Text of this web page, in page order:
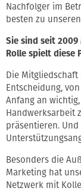
Nachfolger im
besten zu
Sie sind seit
Rolle spielt diese
Die
Entscheidung,
Anfang an
Handwerksarbeit
präsentieren.
Besonders die
Marketing hat
Netzwerk mit